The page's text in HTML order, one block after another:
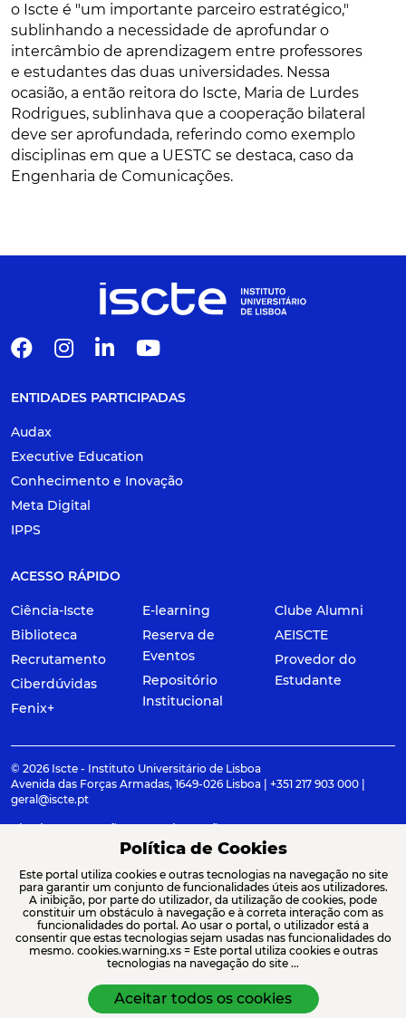
o Iscte é "um importante parceiro estratégico,"
sublinhando a necessidade de aprofundar o
intercâmbio de aprendizagem entre professores
e estudantes das duas universidades. Nessa
ocasião, a então reitora do Iscte, Maria de Lurdes
Rodrigues, sublinhava que a cooperação bilateral
deve ser aprofundada, referindo como exemplo
disciplinas em que a UESTC se destaca, caso da
Engenharia de Comunicações.
ENTIDADES PARTICIPADAS
Audax
Executive Education
Conhecimento e Inovação
Meta Digital
IPPS
ACESSO RÁPIDO
Ciência-Iscte
Biblioteca
Recrutamento
Ciberdúvidas
Fenix+
E-learning
Reserva de
Eventos
Repositório
Institucional
Clube Alumni
AEISCTE
Provedor do
Estudante
© 2026 Iscte - Instituto Universitário de Lisboa
Avenida das Forças Armadas, 1649-026 Lisboa | +351 217 903 000 |
geral@iscte.pt
Elogios, Sugestões e Reclamações
Termos e condições
Canal de denúncia
ACREDITAÇÕES E ASSOCIAÇÕES
Política de Cookies
Este portal utiliza cookies e outras tecnologias na navegação no site
para garantir um conjunto de funcionalidades úteis aos utilizadores.
A inibição, por parte do utilizador, da utilização de cookies, pode
constituir um obstáculo à navegação e à correta interação com as
funcionalidades do portal. Ao usar o portal, o utilizador está a
consentir que estas tecnologias sejam usadas nas funcionalidades do
mesmo. cookies.warning.xs = Este portal utiliza cookies e outras
tecnologias na navegação do site ...
Aceitar todos os cookies